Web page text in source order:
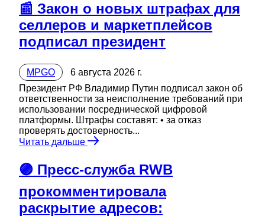
📰 Закон о новых штрафах для
селлеров и маркетплейсов
подписал президент
MPGO
6 августа 2026 г.
Президент РФ Владимир Путин подписал закон об
ответственности за неисполнение требований при
использовании посреднической цифровой
платформы. Штрафы составят: • за отказ
проверять достоверность...
Читать дальше
🟣 Пресс-служба RWB
прокомментировала
раскрытие адресов: